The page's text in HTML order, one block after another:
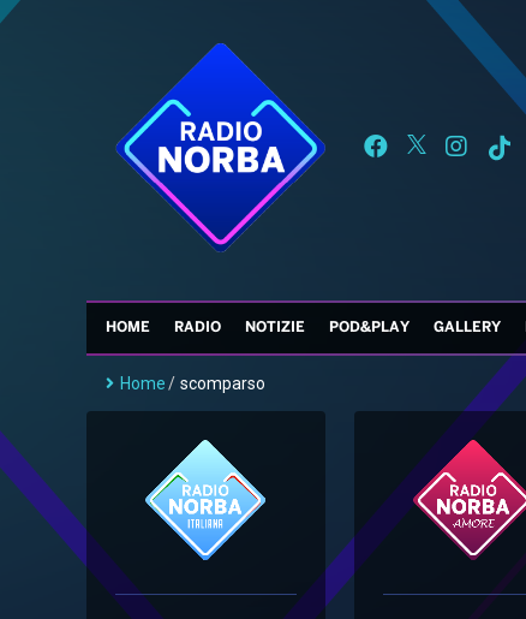
HOME RADIO NOTIZIE POD&PLAY GALLERY
Home/ scomparso